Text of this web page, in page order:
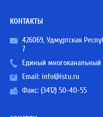
КОНТАКТЫ
426069, Удмуртская
7
Единый многоканальный
Email: info@istu.ru
Факс: (3412) 50-40-55